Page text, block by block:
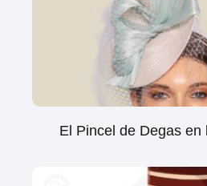
El Pincel de Degas en